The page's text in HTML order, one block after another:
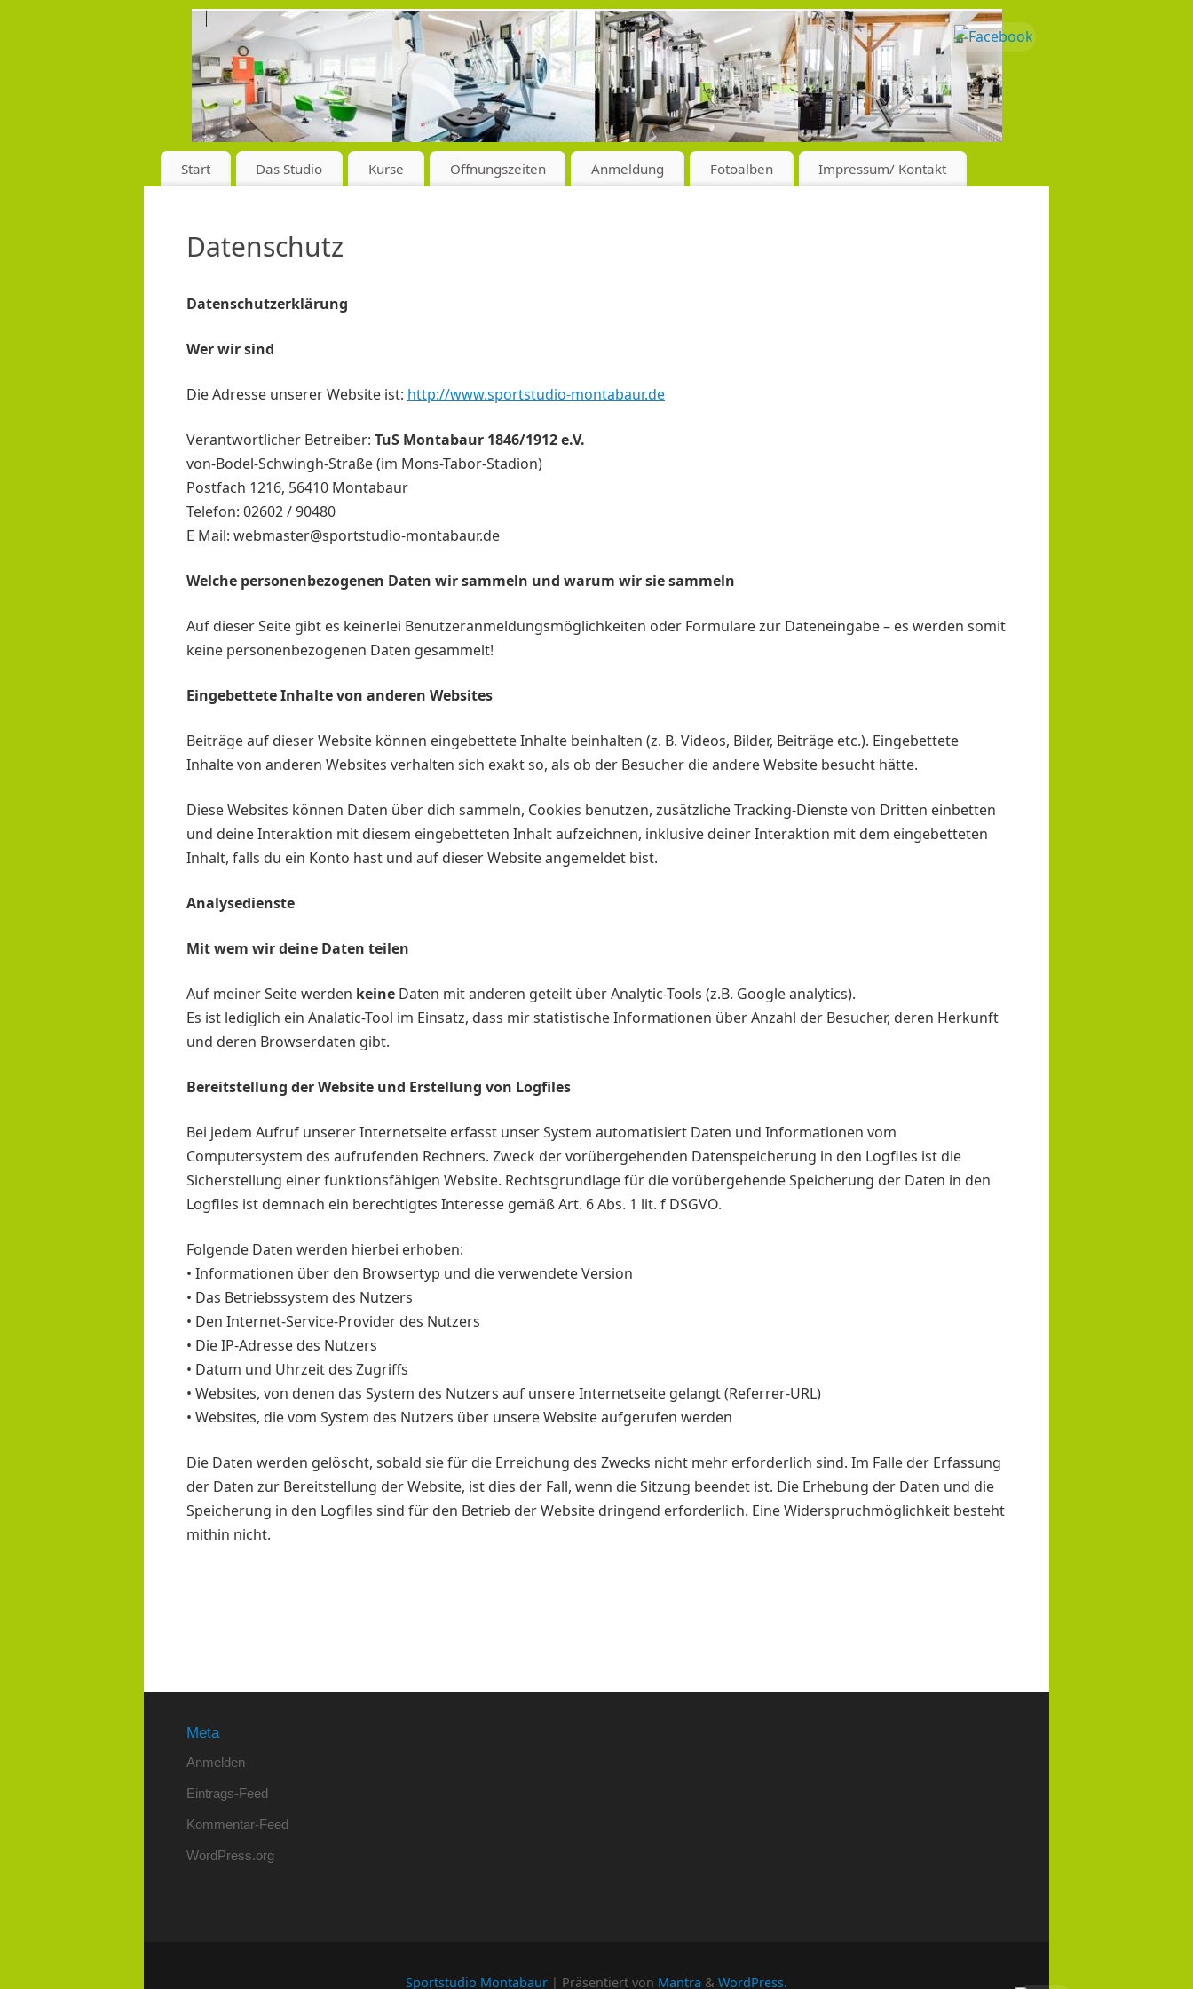
Start Das Studio Kurse Öffnungszeiten Anmeldung Fotoalben Impressum/ Kontakt
Datenschutz
Datenschutzerklärung
Wer wir sind
Die Adresse unserer Website ist: http://www.sportstudio-montabaur.de
Verantwortlicher Betreiber: TuS Montabaur 1846/1912 e.V.
von-Bodel-Schwingh-Straße (im Mons-Tabor-Stadion)
Postfach 1216, 56410 Montabaur
Telefon: 02602 / 90480
E Mail: webmaster@sportstudio-montabaur.de
Welche personenbezogenen Daten wir sammeln und warum wir sie sammeln
Auf dieser Seite gibt es keinerlei Benutzeranmeldungsmöglichkeiten oder Formulare zur Dateneingabe – es werden somit
keine personenbezogenen Daten gesammelt!
Eingebettete Inhalte von anderen Websites
Beiträge auf dieser Website können eingebettete Inhalte beinhalten (z. B. Videos, Bilder, Beiträge etc.). Eingebettete
Inhalte von anderen Websites verhalten sich exakt so, als ob der Besucher die andere Website besucht hätte.
Diese Websites können Daten über dich sammeln, Cookies benutzen, zusätzliche Tracking-Dienste von Dritten einbetten
und deine Interaktion mit diesem eingebetteten Inhalt aufzeichnen, inklusive deiner Interaktion mit dem eingebetteten
Inhalt, falls du ein Konto hast und auf dieser Website angemeldet bist.
Analysedienste
Mit wem wir deine Daten teilen
Auf meiner Seite werden keine Daten mit anderen geteilt über Analytic-Tools (z.B. Google analytics).
Es ist lediglich ein Analatic-Tool im Einsatz, dass mir statistische Informationen über Anzahl der Besucher, deren Herkunft
und deren Browserdaten gibt.
Bereitstellung der Website und Erstellung von Logfiles
Bei jedem Aufruf unserer Internetseite erfasst unser System automatisiert Daten und Informationen vom
Computersystem des aufrufenden Rechners. Zweck der vorübergehenden Datenspeicherung in den Logfiles ist die
Sicherstellung einer funktionsfähigen Website. Rechtsgrundlage für die vorübergehende Speicherung der Daten in den
Logfiles ist demnach ein berechtigtes Interesse gemäß Art. 6 Abs. 1 lit. f DSGVO.
Folgende Daten werden hierbei erhoben:
• Informationen über den Browsertyp und die verwendete Version
• Das Betriebssystem des Nutzers
• Den Internet-Service-Provider des Nutzers
• Die IP-Adresse des Nutzers
• Datum und Uhrzeit des Zugriffs
• Websites, von denen das System des Nutzers auf unsere Internetseite gelangt (Referrer-URL)
• Websites, die vom System des Nutzers über unsere Website aufgerufen werden
Die Daten werden gelöscht, sobald sie für die Erreichung des Zwecks nicht mehr erforderlich sind. Im Falle der Erfassung
der Daten zur Bereitstellung der Website, ist dies der Fall, wenn die Sitzung beendet ist. Die Erhebung der Daten und die
Speicherung in den Logfiles sind für den Betrieb der Website dringend erforderlich. Eine Widerspruchmöglichkeit besteht
mithin nicht.
Meta
Anmelden
Eintrags-Feed
Kommentar-Feed
WordPress.org
Sportstudio Montabaur | Präsentiert von Mantra & WordPress.